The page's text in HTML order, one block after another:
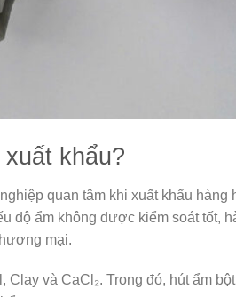
khẩu?
quan tâm khi xuất khẩu hàng
độ ẩm không được kiểm soát tốt,
mại.
và CaCl₂. Trong đó, hút ẩm